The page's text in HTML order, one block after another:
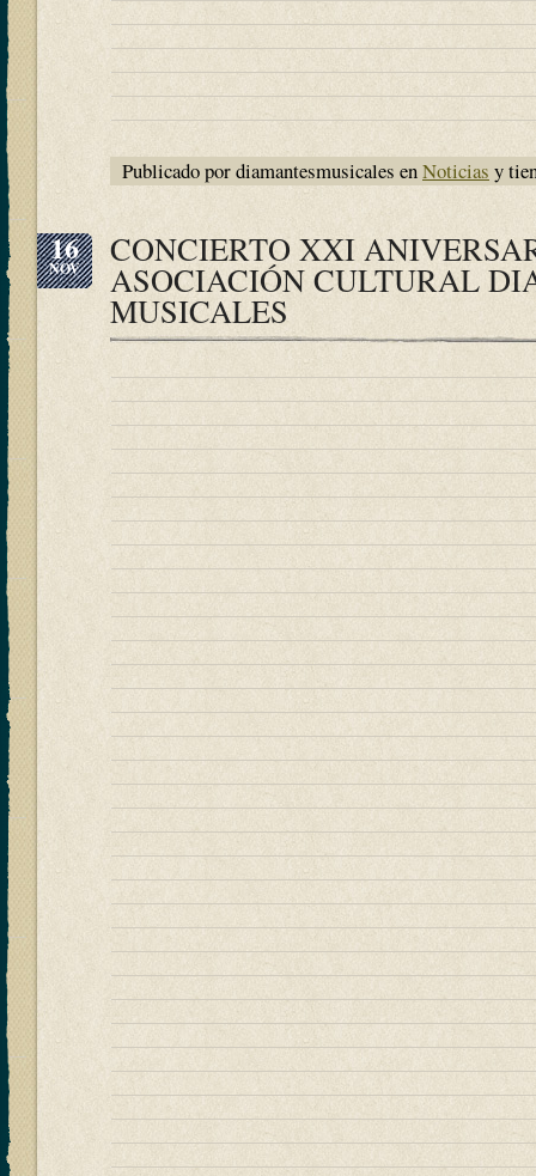
Publicado por diamantesmusicales enNoticias y
16
NOV CONCIERTO XXI
ASOCIACIÓN CULTURAL
MUSICALES